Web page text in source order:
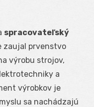
spracovateľský
zaujal prvenstvo
výrobu strojov,
a
výrobkov je
sa nachádzajú